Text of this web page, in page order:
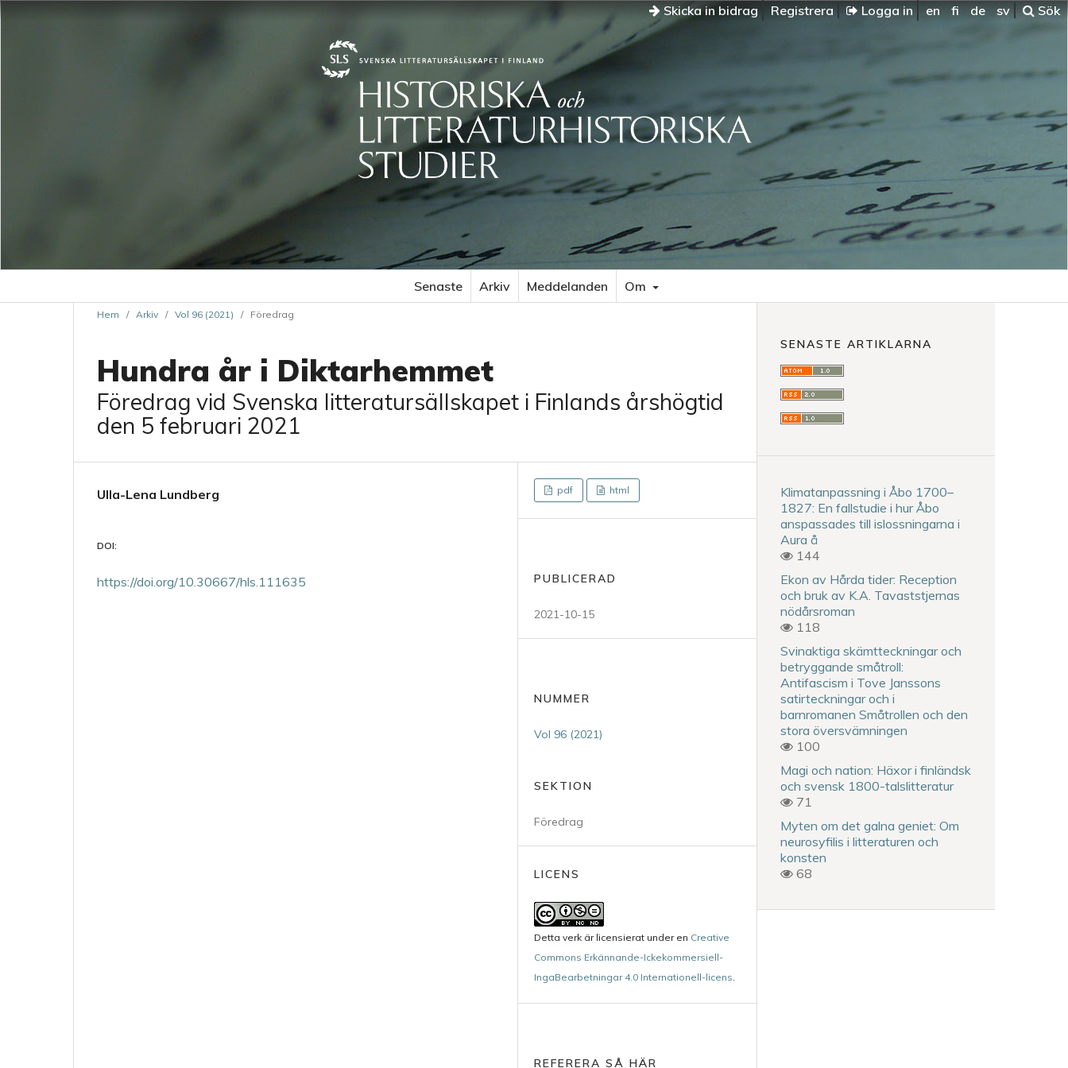
Skicka in bidrag Registrera Logga in en fi de sv Sök
Senaste Arkiv Meddelanden Om
Hem / Arkiv / Vol 96 (2021) / Föredrag
Hundra år i Diktarhemmet
Föredrag vid Svenska litteratursällskapet i Finlands årshögtid
den 5 februari 2021
Ulla-Lena Lundberg
DOI:
https://doi.org/10.30667/hls.111635
pdf html
PUBLICERAD
2021-10-15
NUMMER
Vol 96 (2021)
SEKTION
Föredrag
LICENS
Detta verk är licensierat under en Creative
Commons Erkännande-Ickekommersiell-
IngaBearbetningar 4.0 Internationell-licens.
REFERERA SÅ HÄR
SENASTE ARTIKLARNA
Klimatanpassning i Åbo 1700–
1827: En fallstudie i hur Åbo
anspassades till islossningarna i
Aura å
144
Ekon av Hårda tider: Reception
och bruk av K.A. Tavaststjernas
nödårsroman
118
Svinaktiga skämtteckningar och
betryggande småtroll:
Antifascism i Tove Janssons
satirteckningar och i
barnromanen Småtrollen och den
stora översvämningen
100
Magi och nation: Häxor i finländsk
och svensk 1800-talslitteratur
71
Myten om det galna geniet: Om
neurosyfilis i litteraturen och
konsten
68